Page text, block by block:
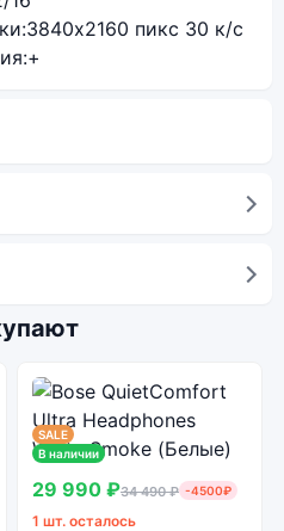
3840х2160 пикс 30 к/с
+
SALE
В наличии
29 990 ₽34 490 ₽ -4500₽
1 шт. осталось